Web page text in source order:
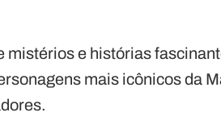
mistérios e histórias
mais icônicos da